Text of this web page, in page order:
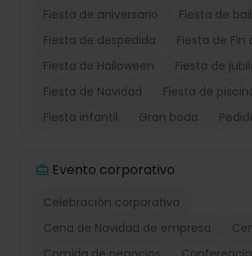
Fiesta de aniversario
Fiesta de
Fiesta de despedida
Fiesta de Fin
Fiesta de Halloween
Fiesta de
Fiesta de Navidad
Fiesta de
Fiesta infantil
Gran boda
Evento corporativo
Celebración corporativa
Cena de Navidad de empresa